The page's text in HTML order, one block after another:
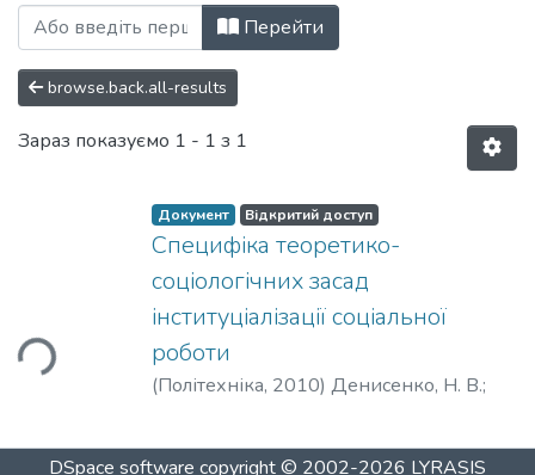
Перегляд Вісник НТУУ «КПІ».
Перейти
browse.back.all-results
Зараз показуємо 1 - 1 з 1
Документ Відкритий доступ
Специфіка теоретико-
соціологічних засад
інституціалізації соціальної
роботи
(Політехніка, 2010) Денисенко, Н. В.;
DSpace software copyright © 2002-2026 LYRASIS